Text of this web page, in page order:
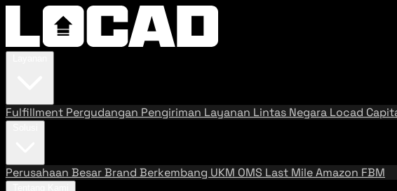
Fulfillment Pergudangan Pengiriman Layanan Lintas Negara Locad
Perusahaan BesarBrand Berkembang UKM OMS Last MileAmazon FBM